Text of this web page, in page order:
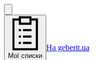
Мої списки
На geberit.ua